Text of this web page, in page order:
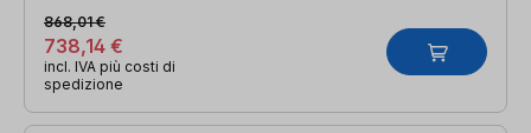
738,14 €
868,01 €
incl. IVA più costi di
spedizione